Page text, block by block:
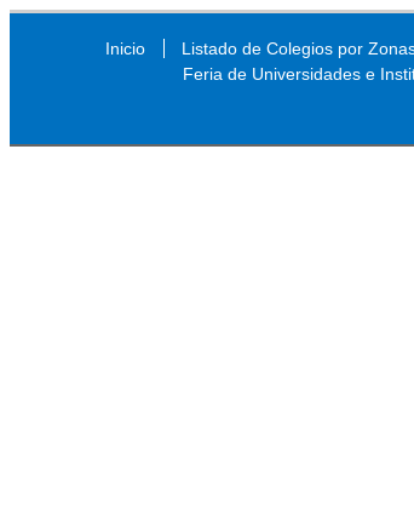
Inicio
Listado de Colegios por
Feria de Universidades e